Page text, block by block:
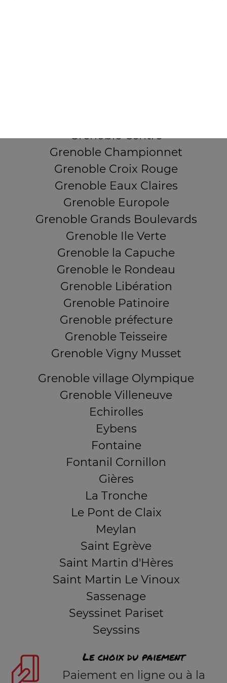
Grenoble Centre
Grenoble Championnet
Grenoble Croix Rouge
Grenoble Eaux Claires
Grenoble Europole
Grenoble Grands Boulevards
Grenoble Ile Verte
Grenoble la Capuche
Grenoble le Rondeau
Grenoble Libération
Grenoble Patinoire
Grenoble préfecture
Grenoble Teisseire
Grenoble Vigny Musset
Grenoble village Olympique
Grenoble Villeneuve
Echirolles
Eybens
Fontaine
Fontanil Cornillon
Gières
La Tronche
Le Pont de Claix
Meylan
Saint Egrève
Saint Martin d'Hères
Saint Martin Le Vinoux
Sassenage
Seyssinet Pariset
Seyssins
Le choix du paiement
Paiement en ligne ou à la